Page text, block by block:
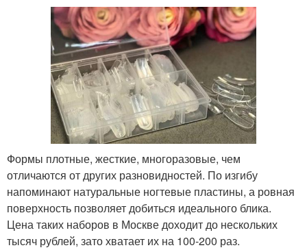
Формы плотные, жесткие, многоразовые, чем
отличаются от других разновидностей. По изгибу
напоминают натуральные ногтевые пластины, а ровная
поверхность позволяет добиться идеального блика.
Цена таких наборов в Москве доходит до нескольких
тысяч рублей, зато хватает их на 100-200 раз.